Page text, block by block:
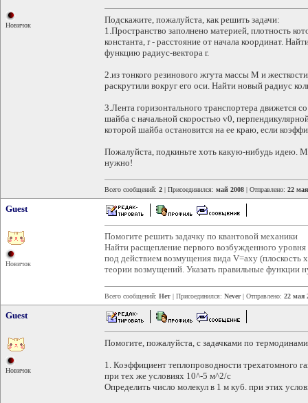
Новичок
Подскажите, пожалуйста, как решить задачи:
1.Пространство заполнено материей, плотность
константа, r - расстояние от начала координат.
функцию радиус-вектора r.
2.из тонкого резинового жгута массы M и
раскрутили вокруг его оси. Найти новый радиус
3.Лента горизонтального транспортера движется
шайба с начальной скоростью v0,
которой шайба остановится на ее краю, если
Пожалуйста, подкиньте хоть какую-нибудь идею.
нужно!
Всего сообщений: 2 | Присоединился: май 2008 | Отправлено: 22
Guest
Новичок
Помогите решить задачку по квантовой механики
Найти расщепление первого возбужденного уровня
под действием возмущения вида V=axy (плоскость
теории возмущений. Указать правильные функции
Всего сообщений: Нет | Присоединился: Never| Отправлено: 22 мая
Guest
Новичок
Помогите, пожалуйста, с задачками по
1. Коэффициент теплопроводности трехатомного
при тех же условиях 10^-5 м^2/с
Определить число молекул в 1 м куб. при этих